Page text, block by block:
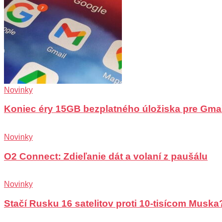
Novinky
Koniec éry 15GB bezplatného úložiska pre
Novinky
O2 Connect: Zdieľanie dát a volaní z paušálu
Novinky
Stačí Rusku 16 satelitov proti 10-tisícom